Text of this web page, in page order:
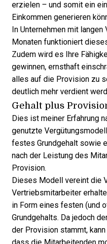
erzielen – und somit ein
Einkommen generieren
In Unternehmen mit
Monaten funktioniert
Zudem wird es Ihre
gewinnen, ernsthaft
alles auf die Provision zu
deutlich mehr verdient
Gehalt plus
Dies ist meiner Erfahrung
genutzte
festes Grundgehalt sowie
nach der Leistung des
Provision.
Dieses Modell vereint die
Vertriebsmitarbeiter
in Form eines festen (und
Grundgehalts. Da jedoch
der Provision stammt,
dass die Mitarbeitenden